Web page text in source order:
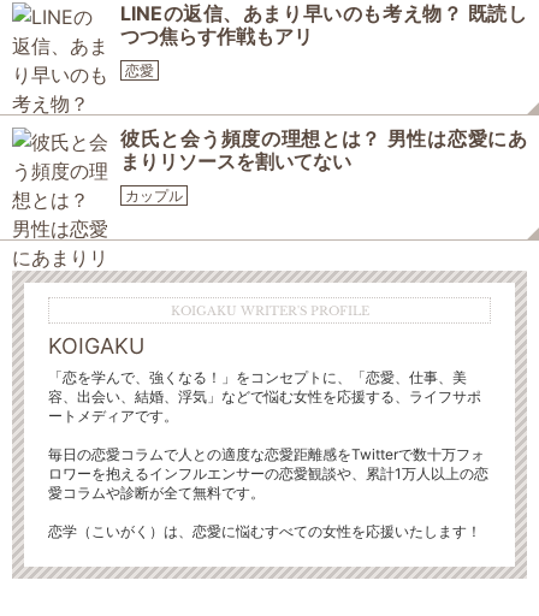
LINEの返信、あまり早いのも考え物？ 既読し
つつ焦らす作戦もアリ
恋愛
彼氏と会う頻度の理想とは？ 男性は恋愛にあ
まりリソースを割いてない
カップル
KOIGAKU WRITER'S PROFILE
KOIGAKU
「恋を学んで、強くなる！」をコンセプトに、「恋愛、仕事、美
容、出会い、結婚、浮気」などで悩む女性を応援する、ライフサポ
ートメディアです。
毎日の恋愛コラムで人との適度な恋愛距離感をTwitterで数十万フォ
ロワーを抱えるインフルエンサーの恋愛観談や、累計1万人以上の恋
愛コラムや診断が全て無料です。
恋学（こいがく）は、恋愛に悩むすべての女性を応援いたします！